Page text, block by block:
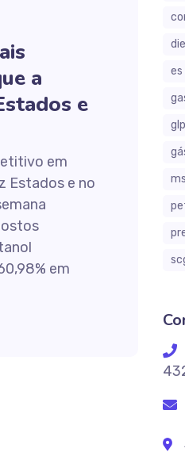
a
e
em
Estados e no
em
es
glp